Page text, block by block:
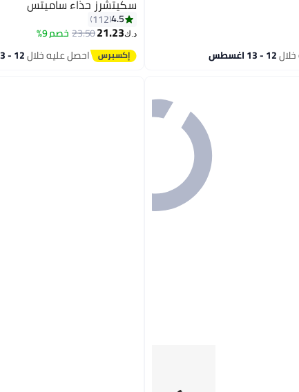
12 - 13 اغسطس 8
سكيتشرز حذاء ساميتس
4.5
112
د.ك‏21.23
23.50خصم 9%
احصل عليه خلال12 - 13 اغسطس